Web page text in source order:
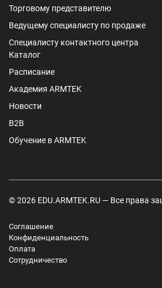
Торговому представителю
Ведущему специалисту по продаже
Специалисту контактного центра
Каталог
Расписание
Академия ARMTEK
Новости
B2B
Обучение в ARMTEK
© 2026 EDU.ARMTEK.RU — Все права
Соглашение
Конфиденциальность
Оплата
Сотрудничество